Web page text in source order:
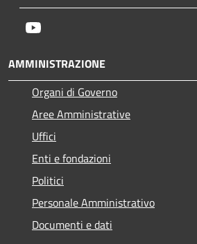
AMMINISTRAZIONE
Organi di Governo
Aree Amministrative
Uffici
Enti e fondazioni
Politici
Personale Amministrativo
Documenti e dati